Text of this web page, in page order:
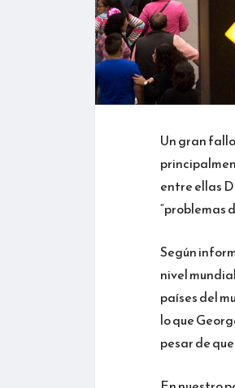
Un gran
entre ellas
“problemas
Según
nivel
países del
lo que
pesar de